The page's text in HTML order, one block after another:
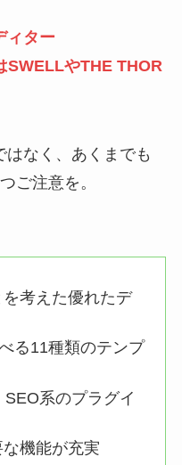
ィター
SWELLやTHE THOR
なく、あくまでも
ご注意を。
考えた優れたデ
る11種類のテンプ
系のプラグイ
機能が充実